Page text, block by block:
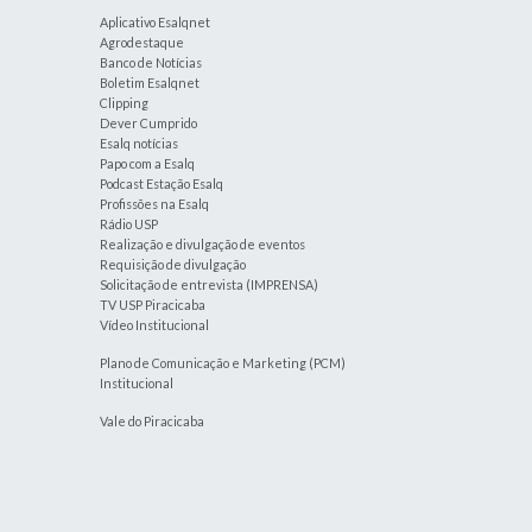
Aplicativo Esalqnet
Agrodestaque
Banco de Notícias
Boletim Esalqnet
Clipping
Dever Cumprido
Esalq notícias
Papo com a Esalq
Podcast Estação Esalq
Profissões na Esalq
Rádio USP
Realização e divulgação de eventos
Requisição de divulgação
Solicitação de entrevista (IMPRENSA)
TV USP Piracicaba
Vídeo Institucional
Plano de Comunicação e Marketing (PCM)
Institucional
Vale do Piracicaba